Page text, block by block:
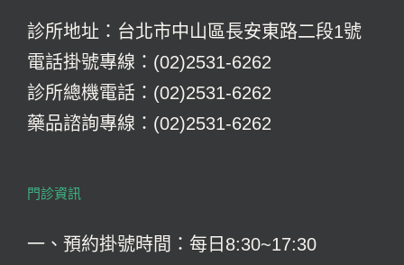
診所地址：台北市中山區長安東路二段1號
電話掛號專線：(02)2531-6262
診所總機電話：(02)2531-6262
藥品諮詢專線：(02)2531-6262
門診資訊
一、預約掛號時間：每日8:30~17:30